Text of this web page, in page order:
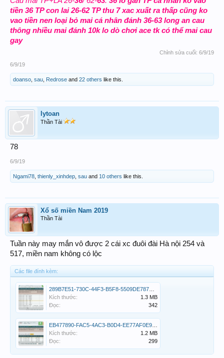
tiền 36 TP con lai 26-62 TP thu 7 xac xuất ra thấp cũng ko
vao tiền nen loại bỏ mai cá nhân đánh 36-63 long an cau
thông nhiều mai đánh 10k lo dò chơi ace tk có thể mai cau
gay
Chỉnh sửa cuối: 6/9/19
6/9/19
doanso sau Redrose and 22 others like this.
lytoan
Thần Tài
78
6/9/19
Ngami78 thienly_xinhdep sau and 10 others like this.
Xổ số miền Nam 2019
Thần Tài
Tuần này may mắn vô được 2 cái xc đuôi đài Hà nội 254 và
517, miền nam không có lộc
Các file đính kèm:
Kích thước:
1.3 MB
Đọc:
342
Kích thước:
1.2 MB
Đọc:
299